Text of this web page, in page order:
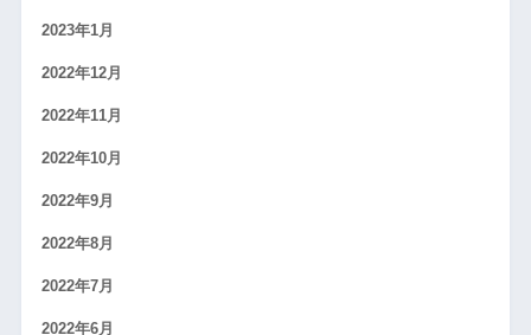
2023年1月
2022年12月
2022年11月
2022年10月
2022年9月
2022年8月
2022年7月
2022年6月